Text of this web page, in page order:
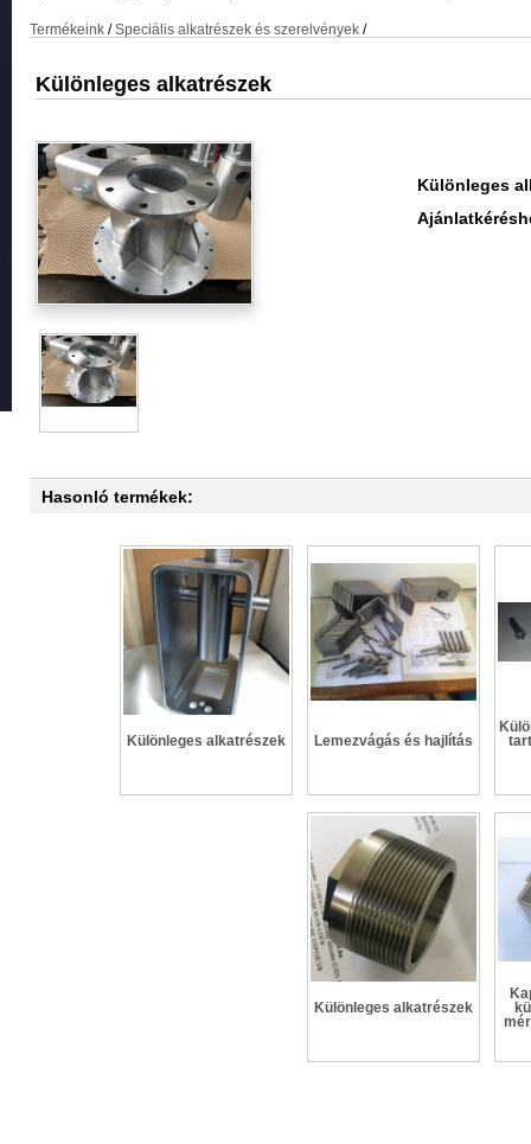
Termékeink /Speciális alkatrészek és szerelvények /
Különleges alkatrészek
Különleges
Hasonló termékek:
Különleges alkatrészek Lemezvágás és hajlítás
Különleges alkatrészek